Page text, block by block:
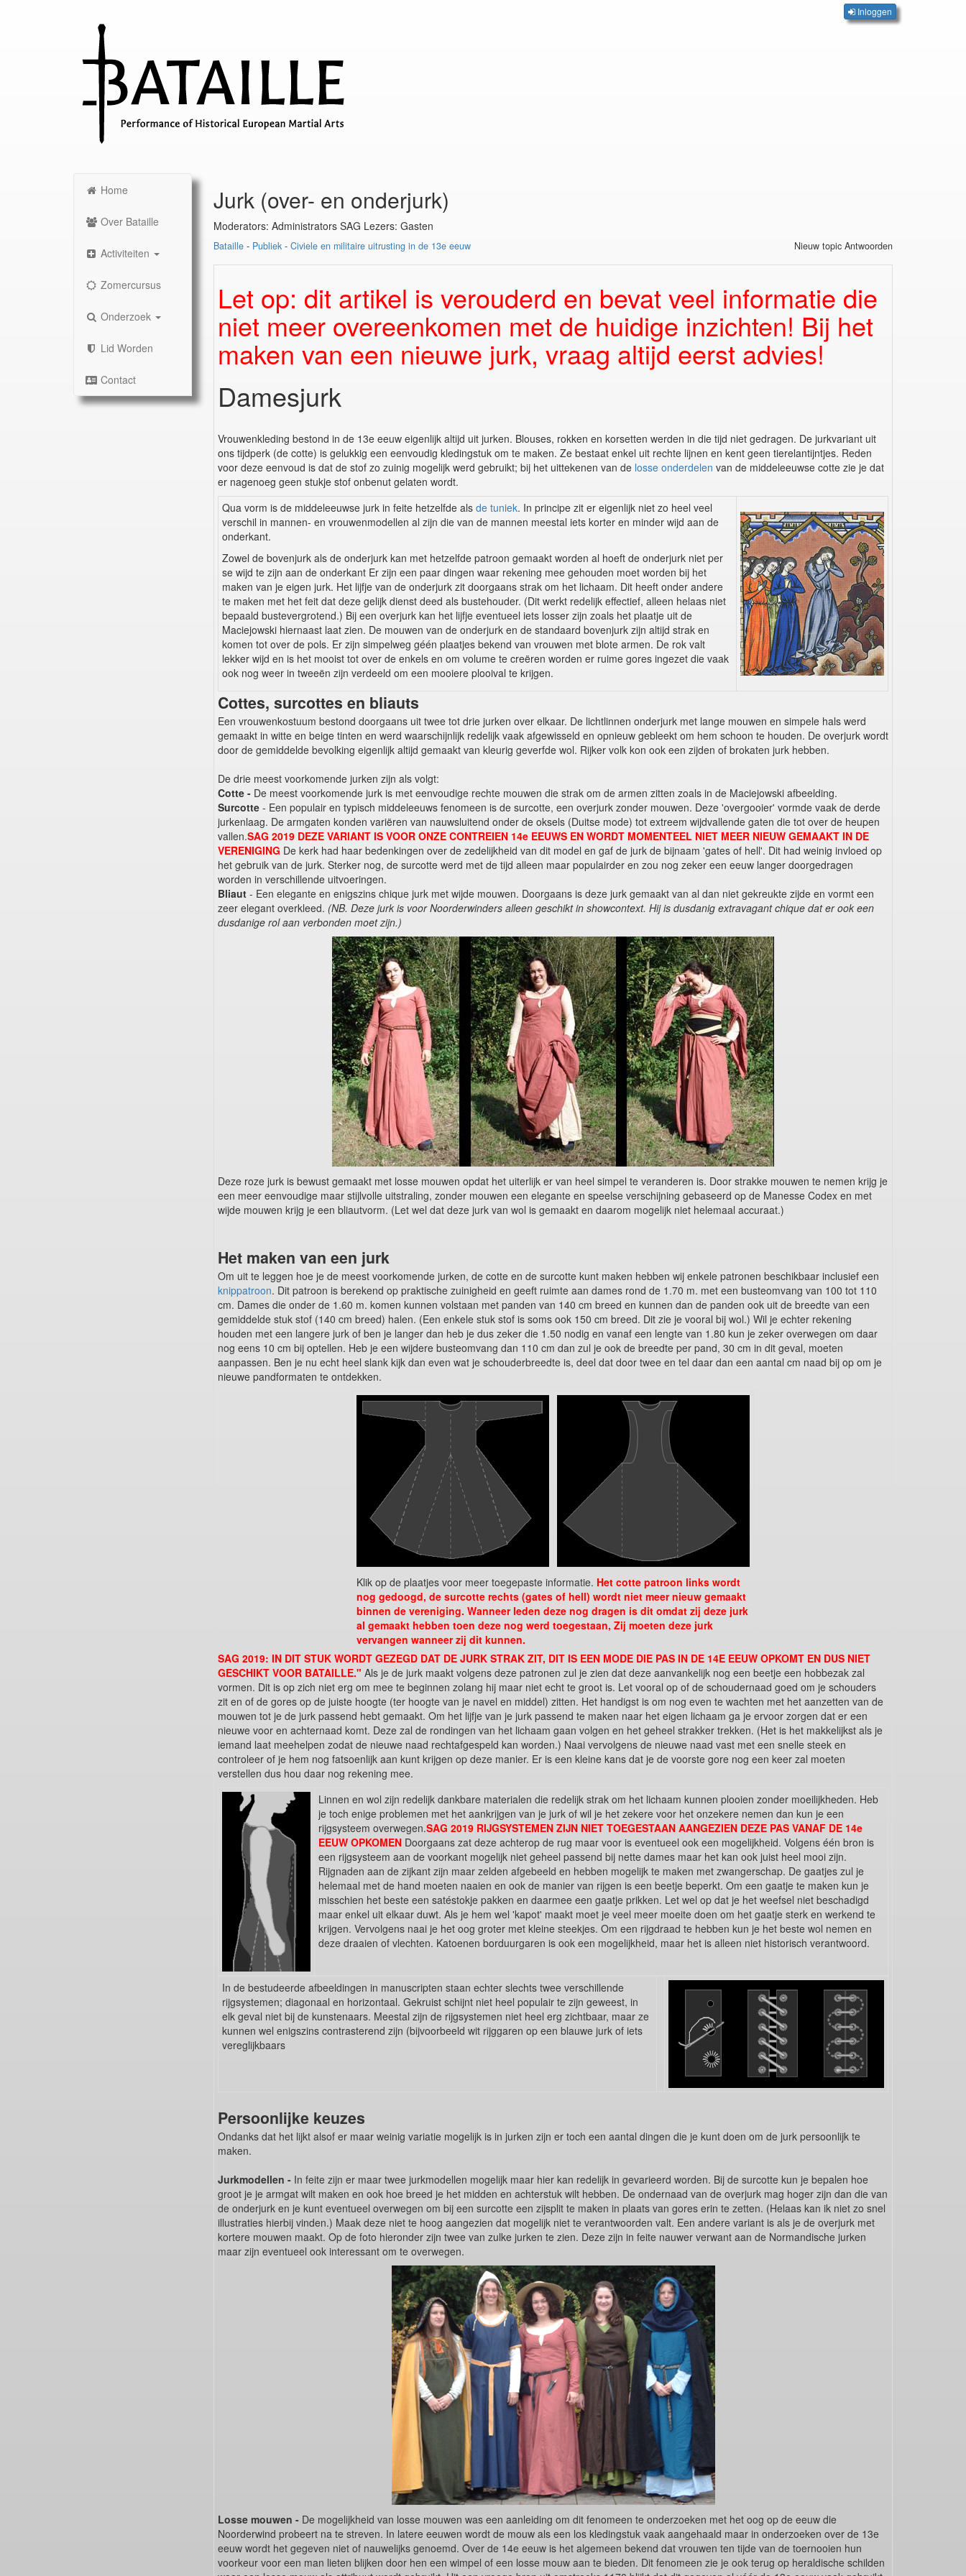
Inloggen
Home
Over Bataille
Activiteiten
Zomercursus
Onderzoek
Lid Worden
Contact
Jurk (over- en onderjurk)
Moderators: Administrators SAG Lezers: Gasten
Bataille - Publiek - Civiele en militaire uitrusting in de 13e eeuw Nieuw topic Antwoorden
Let op: dit artikel is verouderd en bevat veel informatie die
niet meer overeenkomen met de huidige inzichten! Bij het
maken van een nieuwe jurk, vraag altijd eerst advies!
Damesjurk
Vrouwenkleding bestond in de 13e eeuw eigenlijk altijd uit jurken. Blouses, rokken en korsetten werden in die tijd niet gedragen. De jurkvariant uit
ons tijdperk (de cotte) is gelukkig een eenvoudig kledingstuk om te maken. Ze bestaat enkel uit rechte lijnen en kent geen tierelantijntjes. Reden
voor deze eenvoud is dat de stof zo zuinig mogelijk werd gebruikt; bij het uittekenen van de losse onderdelen van de middeleeuwse cotte zie je dat
er nagenoeg geen stukje stof onbenut gelaten wordt.
Qua vorm is de middeleeuwse jurk in feite hetzelfde als de tuniek. In principe zit er eigenlijk niet zo heel veel
verschil in mannen- en vrouwenmodellen al zijn die van de mannen meestal iets korter en minder wijd aan de
onderkant.
Zowel de bovenjurk als de onderjurk kan met hetzelfde patroon gemaakt worden al hoeft de onderjurk niet per
se wijd te zijn aan de onderkant Er zijn een paar dingen waar rekening mee gehouden moet worden bij het
maken van je eigen jurk. Het lijfje van de onderjurk zit doorgaans strak om het lichaam. Dit heeft onder andere
te maken met het feit dat deze gelijk dienst deed als bustehouder. (Dit werkt redelijk effectief, alleen helaas niet
bepaald bustevergrotend.) Bij een overjurk kan het lijfje eventueel iets losser zijn zoals het plaatje uit de
Maciejowski hiernaast laat zien. De mouwen van de onderjurk en de standaard bovenjurk zijn altijd strak en
komen tot over de pols. Er zijn simpelweg géén plaatjes bekend van vrouwen met blote armen. De rok valt
lekker wijd en is het mooist tot over de enkels en om volume te creëren worden er ruime gores ingezet die vaak
ook nog weer in tweeën zijn verdeeld om een mooiere plooival te krijgen.
Cottes, surcottes en bliauts
Een vrouwenkostuum bestond doorgaans uit twee tot drie jurken over elkaar. De lichtlinnen onderjurk met lange mouwen en simpele hals werd
gemaakt in witte en beige tinten en werd waarschijnlijk redelijk vaak afgewisseld en opnieuw gebleekt om hem schoon te houden. De overjurk wordt
door de gemiddelde bevolking eigenlijk altijd gemaakt van kleurig geverfde wol. Rijker volk kon ook een zijden of brokaten jurk hebben.
De drie meest voorkomende jurken zijn als volgt:
Cotte - De meest voorkomende jurk is met eenvoudige rechte mouwen die strak om de armen zitten zoals in de Maciejowski afbeelding.
Surcotte - Een populair en typisch middeleeuws fenomeen is de surcotte, een overjurk zonder mouwen. Deze 'overgooier' vormde vaak de derde
jurkenlaag. De armgaten konden variëren van nauwsluitend onder de oksels (Duitse mode) tot extreem wijdvallende gaten die tot over de heupen
vallen.SAG 2019 DEZE VARIANT IS VOOR ONZE CONTREIEN 14e EEUWS EN WORDT MOMENTEEL NIET MEER NIEUW GEMAAKT IN DE
VERENIGING De kerk had haar bedenkingen over de zedelijkheid van dit model en gaf de jurk de bijnaam 'gates of hell'. Dit had weinig invloed op
het gebruik van de jurk. Sterker nog, de surcotte werd met de tijd alleen maar populairder en zou nog zeker een eeuw langer doorgedragen
worden in verschillende uitvoeringen.
Bliaut - Een elegante en enigszins chique jurk met wijde mouwen. Doorgaans is deze jurk gemaakt van al dan niet gekreukte zijde en vormt een
zeer elegant overkleed. (NB. Deze jurk is voor Noorderwinders alleen geschikt in showcontext. Hij is dusdanig extravagant chique dat er ook een
dusdanige rol aan verbonden moet zijn.)
Deze roze jurk is bewust gemaakt met losse mouwen opdat het uiterlijk er van heel simpel te veranderen is. Door strakke mouwen te nemen krijg je
een meer eenvoudige maar stijlvolle uitstraling, zonder mouwen een elegante en speelse verschijning gebaseerd op de Manesse Codex en met
wijde mouwen krijg je een bliautvorm. (Let wel dat deze jurk van wol is gemaakt en daarom mogelijk niet helemaal accuraat.)
Het maken van een jurk
Om uit te leggen hoe je de meest voorkomende jurken, de cotte en de surcotte kunt maken hebben wij enkele patronen beschikbaar inclusief een
knippatroon. Dit patroon is berekend op praktische zuinigheid en geeft ruimte aan dames rond de 1.70 m. met een busteomvang van 100 tot 110
cm. Dames die onder de 1.60 m. komen kunnen volstaan met panden van 140 cm breed en kunnen dan de panden ook uit de breedte van een
gemiddelde stuk stof (140 cm breed) halen. (Een enkele stuk stof is soms ook 150 cm breed. Dit zie je vooral bij wol.) Wil je echter rekening
houden met een langere jurk of ben je langer dan heb je dus zeker die 1.50 nodig en vanaf een lengte van 1.80 kun je zeker overwegen om daar
nog eens 10 cm bij optellen. Heb je een wijdere busteomvang dan 110 cm dan zul je ook de breedte per pand, 30 cm in dit geval, moeten
aanpassen. Ben je nu echt heel slank kijk dan even wat je schouderbreedte is, deel dat door twee en tel daar dan een aantal cm naad bij op om je
nieuwe pandformaten te ontdekken.
Klik op de plaatjes voor meer toegepaste informatie. Het cotte patroon links wordt
nog gedoogd, de surcotte rechts (gates of hell) wordt niet meer nieuw gemaakt
binnen de vereniging. Wanneer leden deze nog dragen is dit omdat zij deze jurk
al gemaakt hebben toen deze nog werd toegestaan, Zij moeten deze jurk
vervangen wanneer zij dit kunnen.
SAG 2019: IN DIT STUK WORDT GEZEGD DAT DE JURK STRAK ZIT, DIT IS EEN MODE DIE PAS IN DE 14E EEUW OPKOMT EN DUS NIET
GESCHIKT VOOR BATAILLE." Als je de jurk maakt volgens deze patronen zul je zien dat deze aanvankelijk nog een beetje een hobbezak zal
vormen. Dit is op zich niet erg om mee te beginnen zolang hij maar niet echt te groot is. Let vooral op of de schoudernaad goed om je schouders
zit en of de gores op de juiste hoogte (ter hoogte van je navel en middel) zitten. Het handigst is om nog even te wachten met het aanzetten van de
mouwen tot je de jurk passend hebt gemaakt. Om het lijfje van je jurk passend te maken naar het eigen lichaam ga je ervoor zorgen dat er een
nieuwe voor en achternaad komt. Deze zal de rondingen van het lichaam gaan volgen en het geheel strakker trekken. (Het is het makkelijkst als je
iemand laat meehelpen zodat de nieuwe naad rechtafgespeld kan worden.) Naai vervolgens de nieuwe naad vast met een snelle steek en
controleer of je hem nog fatsoenlijk aan kunt krijgen op deze manier. Er is een kleine kans dat je de voorste gore nog een keer zal moeten
verstellen dus hou daar nog rekening mee.
Linnen en wol zijn redelijk dankbare materialen die redelijk strak om het lichaam kunnen plooien zonder moeilijkheden. Heb
je toch enige problemen met het aankrijgen van je jurk of wil je het zekere voor het onzekere nemen dan kun je een
rijgsysteem overwegen.SAG 2019 RIJGSYSTEMEN ZIJN NIET TOEGESTAAN AANGEZIEN DEZE PAS VANAF DE 14e
EEUW OPKOMEN Doorgaans zat deze achterop de rug maar voor is eventueel ook een mogelijkheid. Volgens één bron is
een rijgsysteem aan de voorkant mogelijk niet geheel passend bij nette dames maar het kan ook juist heel mooi zijn.
Rijgnaden aan de zijkant zijn maar zelden afgebeeld en hebben mogelijk te maken met zwangerschap. De gaatjes zul je
helemaal met de hand moeten naaien en ook de manier van rijgen is een beetje beperkt. Om een gaatje te maken kun je
misschien het beste een satéstokje pakken en daarmee een gaatje prikken. Let wel op dat je het weefsel niet beschadigd
maar enkel uit elkaar duwt. Als je hem wel 'kapot' maakt moet je veel meer moeite doen om het gaatje sterk en werkend te
krijgen. Vervolgens naai je het oog groter met kleine steekjes. Om een rijgdraad te hebben kun je het beste wol nemen en
deze draaien of vlechten. Katoenen borduurgaren is ook een mogelijkheid, maar het is alleen niet historisch verantwoord.
In de bestudeerde afbeeldingen in manuscripten staan echter slechts twee verschillende
rijgsystemen; diagonaal en horizontaal. Gekruist schijnt niet heel populair te zijn geweest, in
elk geval niet bij de kunstenaars. Meestal zijn de rijgsystemen niet heel erg zichtbaar, maar ze
kunnen wel enigszins contrasterend zijn (bijvoorbeeld wit rijggaren op een blauwe jurk of iets
vereglijkbaars
Persoonlijke keuzes
Ondanks dat het lijkt alsof er maar weinig variatie mogelijk is in jurken zijn er toch een aantal dingen die je kunt doen om de jurk persoonlijk te
maken.
Jurkmodellen - In feite zijn er maar twee jurkmodellen mogelijk maar hier kan redelijk in gevarieerd worden. Bij de surcotte kun je bepalen hoe
groot je je armgat wilt maken en ook hoe breed je het midden en achterstuk wilt hebben. De ondernaad van de overjurk mag hoger zijn dan die van
de onderjurk en je kunt eventueel overwegen om bij een surcotte een zijsplit te maken in plaats van gores erin te zetten. (Helaas kan ik niet zo snel
illustraties hierbij vinden.) Maak deze niet te hoog aangezien dat mogelijk niet te verantwoorden valt. Een andere variant is als je de overjurk met
kortere mouwen maakt. Op de foto hieronder zijn twee van zulke jurken te zien. Deze zijn in feite nauwer verwant aan de Normandische jurken
maar zijn eventueel ook interessant om te overwegen.
Losse mouwen - De mogelijkheid van losse mouwen was een aanleiding om dit fenomeen te onderzoeken met het oog op de eeuw die
Noorderwind probeert na te streven. In latere eeuwen wordt de mouw als een los kledingstuk vaak aangehaald maar in onderzoeken over de 13e
eeuw wordt het gegeven niet of nauwelijks genoemd. Over de 14e eeuw is het algemeen bekend dat vrouwen ten tijde van de toernooien hun
voorkeur voor een man lieten blijken door hen een wimpel of een losse mouw aan te bieden. Dit fenomeen zie je ook terug op heraldische schilden